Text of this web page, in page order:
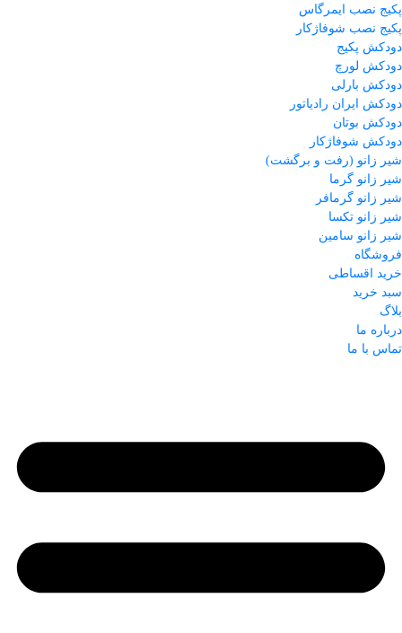
پکیج نصب ایمرگاس
پکیج نصب شوفاژکار
دودکش پکیج
دودکش لورچ
دودکش بارلی
دودکش ایران رادیاتور
دودکش بوتان
دودکش شوفاژکار
شیر زانو (رفت و برگشت)
شیر زانو گرما
شیر زانو گرمافر
شیر زانو تکسا
شیر زانو سامین
فروشگاه
خرید اقساطی
سبد خرید
بلاگ
درباره ما
تماس با ما